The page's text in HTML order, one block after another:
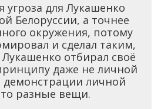
угроза для Лукашенко
Белоруссии, а точнее
окружения, потому
и сделал таким,
Лукашенко отбирал своё
даже не личной
демонстрации личной
разные вещи.